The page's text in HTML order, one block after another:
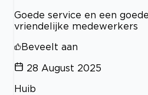
Goede service en een
vriendelijke medewerkers
Beveelt aan
28 August 2025
Huib